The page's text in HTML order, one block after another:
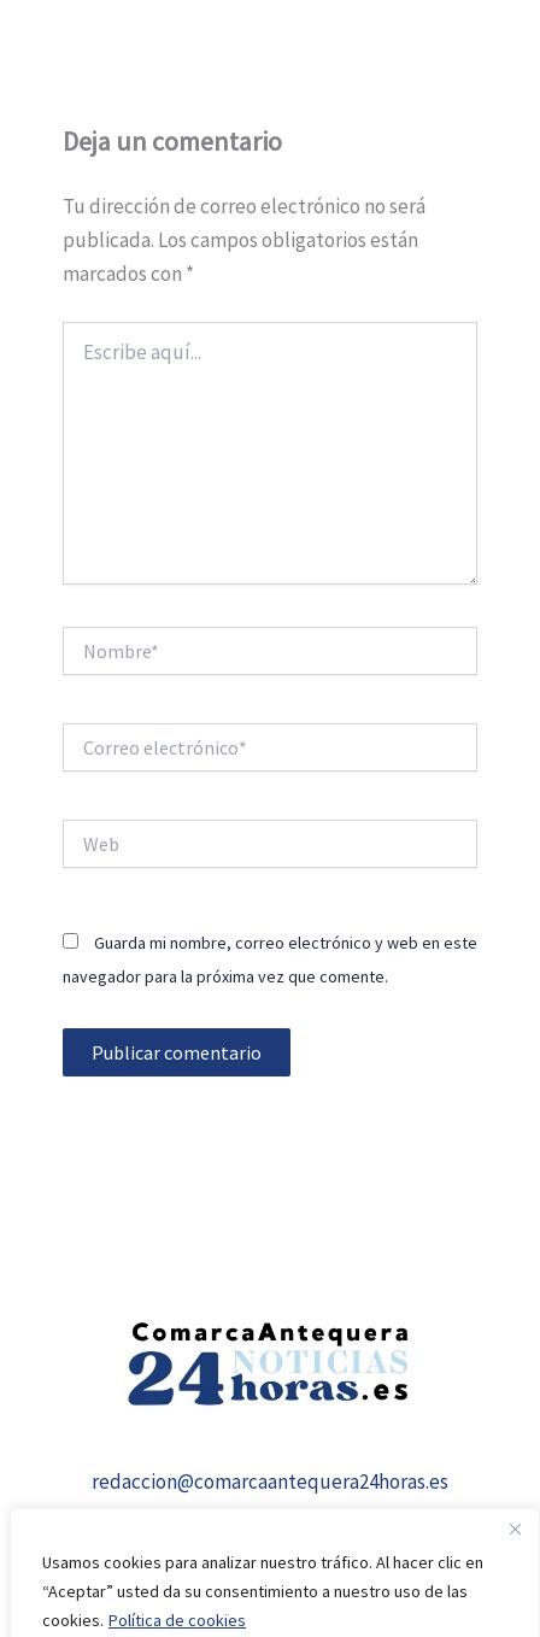
Usamos cookies para analizar nuestro tráfico. Al hacer clic en
“Aceptar” usted da su consentimiento a nuestro uso de las
cookies. Política de cookies
Deja un comentario
Tu dirección de correo electrónico no será
publicada. Los campos obligatorios están
marcados con *
aquí...
electrónico*
Guarda mi nombre, correo electrónico y web en este
navegador para la próxima vez que comente.
redaccion@comarcaantequera24horas.es